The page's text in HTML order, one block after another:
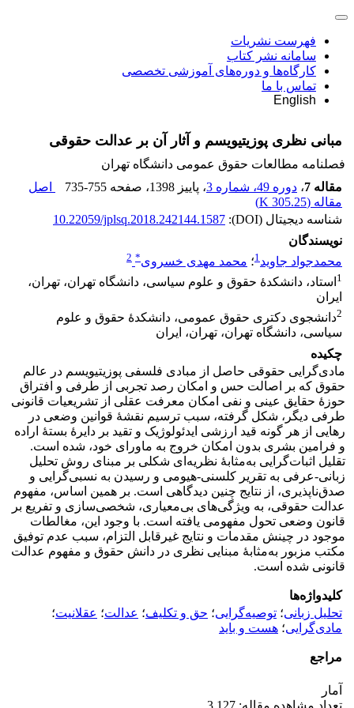
فهرست نشریات
سامانه نشر کتاب
کارگاه‌ها و دوره‌های آموزشی تخصصی
تماس با ما
English
مبانی نظری پوزیتیویسم و آثار آن بر عدالت حقوقی
فصلنامه مطالعات حقوق عمومی دانشگاه تهران
مقاله 7
، دوره 49، شماره 3 ، پاییز 1398 ، صفحه 735-755
اصل
مقاله (305.25 K
)
شناسه دیجیتال (DOI):
10.22059/jplsq.2018.242144.1587
نویسندگان
محمدجواد جاوید1؛ محمد مهدی خسروی*
2
1 استاد، دانشکدۀ حقوق و علوم سیاسی، دانشگاه تهران، تهران،
ایران
2دانشجوی دکتری حقوق عمومی، دانشکدۀ حقوق و علوم
سیاسی، دانشگاه تهران، تهران، ایران
چکیده
مادی‌گرایی حقوقی حاصل از مبادی فلسفی پوزیتیویسم در عالم
حقوق که بر اصالت حس و امکان رصد تجربی از طرفی و افتراق
حوزۀ حقایق عینی و نفی امکان معرفت عقلی از تشریعیات قانونی
طرفی دیگر، شکل گرفته، سبب ترسیم نقشۀ قوانین وضعی در
رهایی از هر گونه قید ارزشی ایدئولوژیک و تقید بر دایرۀ بستۀ اراده
و فرامین بشری بدون امکان خروج به ماورای خود، شده است.
تقلیل اثبات‌گرایی به‌مثابۀ نظریه‌ای شکلی بر مبنای روش تحلیل
زبانی-عرفی به تقریر کلسنی-هیومی و رسیدن به نسبی‌گرایی و
صدق‌ناپذیری، از نتایج چنین دیدگاهی است. بر همین اساس، مفهوم
عدالت حقوقی، به ویژگی‌های بی‌معیاری، شخصی‌سازی و تفریع بر
قانون وضعی تحول مفهومی یافته است. با وجود این، مغالطات
موجود در چینش مقدمات و نتایج غیرقابل التزام، سبب عدم توفیق
مکتب مزبور به‌مثابۀ مبنایی نظری در دانش حقوق و مفهوم عدالت
قانونی شده است.
کلیدواژه‌ها
تحلیل زبانی؛ توصیه‌گرایی؛ حق و تکلیف؛ عدالت؛ عقلانیت؛
مادی‌گرایی؛ هست و باید
مراجع
آمار
تعداد مشاهده مقاله: 3,127